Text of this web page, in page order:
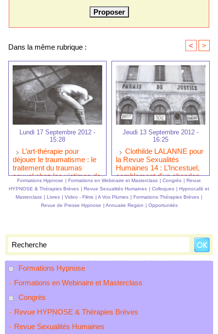
Formations Hypnose
Formations en Webinaire et Masterclass
Congrès
Revue HYPNOSE & Thérapies Brèves
Revue Sexualités Humaines
Dans la même rubrique : < >
Lundi 17 Septembre 2012 -
15:28
L’art-thérapie pour
déjouer le traumatisme : le
traitement du traumas
sexuel chez les victimes de
tortures
Jeudi 13 Septembre 2012 -
16:25
Clothilde LALANNE pour
la Revue Sexualités
Humaines 14 : L’Incestuel,
comblement d'un abandon.
Ou la logique mort d’un
cheval et d’un chien.
Formations Hypnose | Formations en Webinaire et Masterclass | Congrès | Revue
HYPNOSE & Thérapies Brèves | Revue Sexualités Humaines | Colloques | Hypnocafé et
Masterclass | Livres | Video - Films | A Vos Plumes | Formations Thérapies Brèves |
Revue de Presse Hypnose | Annuaire Region | Opportunités